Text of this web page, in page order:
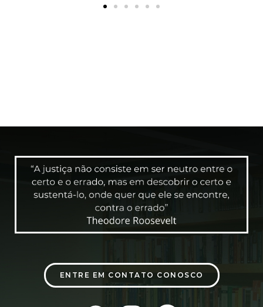
ENTRE EM CONTATO CONOSCO